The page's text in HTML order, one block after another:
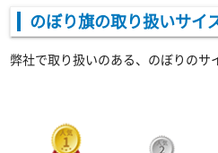
のぼり旗の取り扱いサイ
弊社で取り扱いのある、のぼりのサ